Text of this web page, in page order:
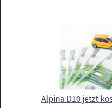
Alpina D10 jetzt